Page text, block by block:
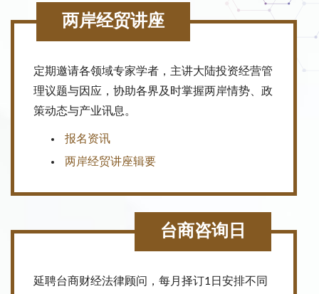
两岸经贸讲座
定期邀请各领域专家学者，主讲大陆投资经营管
理议题与因应，协助各界及时掌握两岸情势、政
策动态与产业讯息。
报名资讯
两岸经贸讲座辑要
台商咨询日
延聘台商财经法律顾问，每月择订1日安排不同